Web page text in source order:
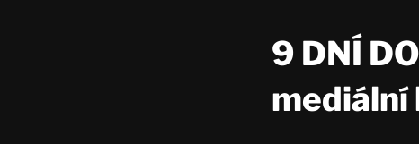
9 DNÍ
mediální